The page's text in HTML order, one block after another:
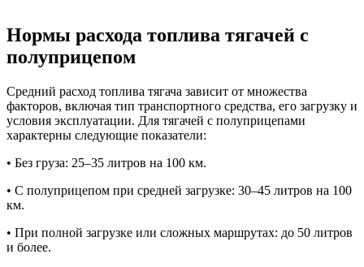
Нормы расхода топлива тягачей с
полуприцепом
Средний расход топлива тягача зависит от множества
факторов, включая тип транспортного средства, его загрузку и
условия эксплуатации. Для тягачей с полуприцепами
характерны следующие показатели:
• Без груза: 25–35 литров на 100 км.
• С полуприцепом при средней загрузке: 30–45 литров на 100
км.
• При полной загрузке или сложных маршрутах: до 50 литров
и более.